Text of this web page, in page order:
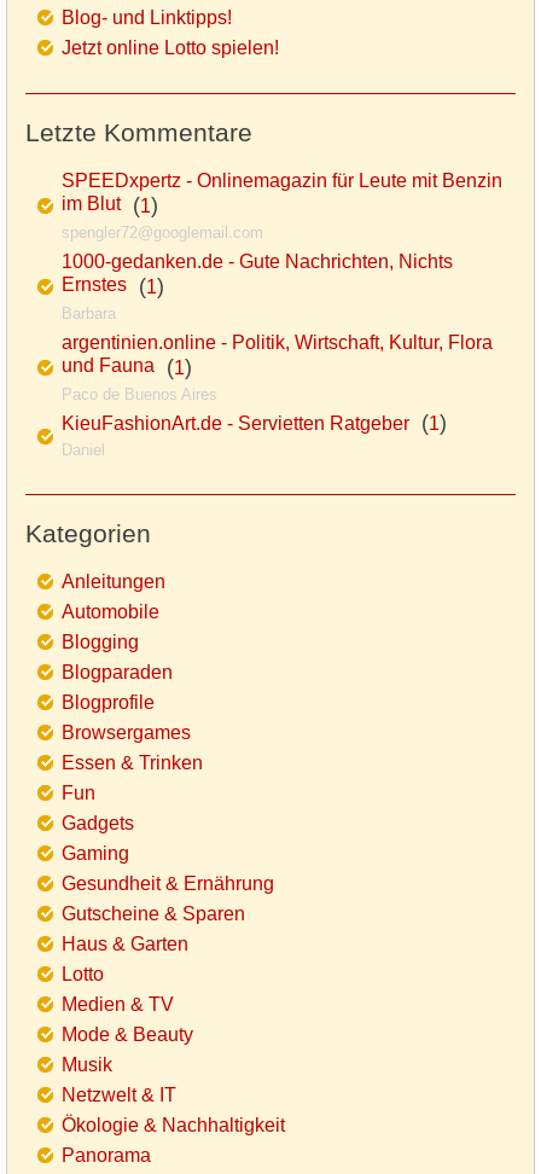
Blog- und Linktipps!
Jetzt online Lotto spielen!
Letzte Kommentare
SPEEDxpertz - Onlinemagazin für Leute mit Benzin
im Blut(1)
spengler72@googlemail.com
1000-gedanken.de - Gute Nachrichten, Nichts
Ernstes (1)
Barbara
argentinien.online - Politik, Wirtschaft, Kultur, Flora
und Fauna (1)
Paco de Buenos Aires
KieuFashionArt.de - Servietten Ratgeber (1)
Daniel
Kategorien
Anleitungen
Automobile
Blogging
Blogparaden
Blogprofile
Browsergames
Essen & Trinken
Fun
Gadgets
Gaming
Gesundheit & Ernährung
Gutscheine & Sparen
Haus & Garten
Lotto
Medien & TV
Mode & Beauty
Musik
Netzwelt & IT
Ökologie & Nachhaltigkeit
Panorama